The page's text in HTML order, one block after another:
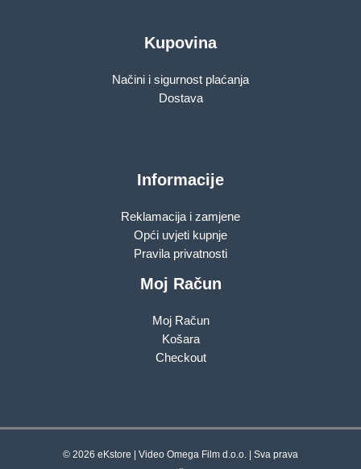
Kupovina
Načini i sigurnost plaćanja
Dostava
Informacije
Reklamacija i zamjene
Opći uvjeti kupnje
Pravila privatnosti
Moj Račun
Moj Račun
Košara
Checkout
© 2026 eKstore | Video Omega Film d.o.o. | Sva prava